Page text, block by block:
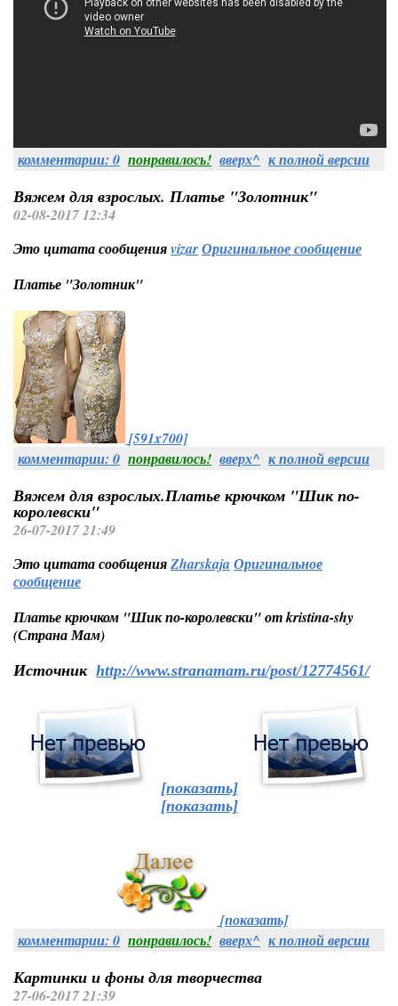
комментарии: 0 понравилось! вверх^ к полной версии
Вяжем для взрослых. Платье "Золотник"
02-08-2017 12:34
Это цитата сообщенияvizarОригинальное сообщение
Платье "Золотник"
[591x700]
комментарии: 0 понравилось! вверх^ к полной версии
Вяжем для взрослых.Платье крючком "Шик по-
королевски"
26-07-2017 21:49
Это цитата сообщенияZharskajaОригинальное
сообщение
Платье крючком "Шик по-королевски" от kristina-shy
(Страна Мам)
Источник http://www.stranamam.ru/post/12774561/
[показать]
[показать]
[показать]
комментарии: 0 понравилось! вверх^ к полной версии
Картинки и фоны для творчества
27-06-2017 21:39